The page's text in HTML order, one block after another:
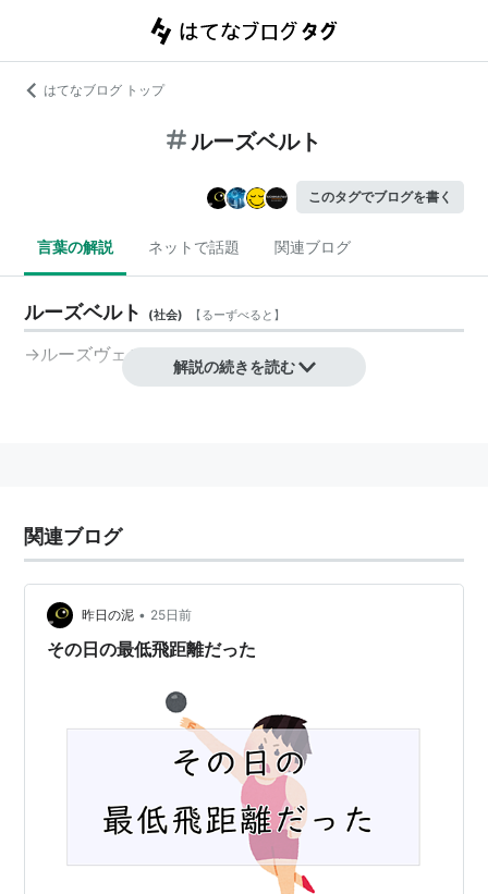
はてなブログ トップ
ルーズベルト
このタグでブログを書く
言葉の解説 ネットで話題 関連ブログ
ルーズベルト (社会) 【るーずべると 】
→ルーズヴェルト
解説の続きを読む
関連ブログ
昨日の泥 • 25日前
その日の最低飛距離だった